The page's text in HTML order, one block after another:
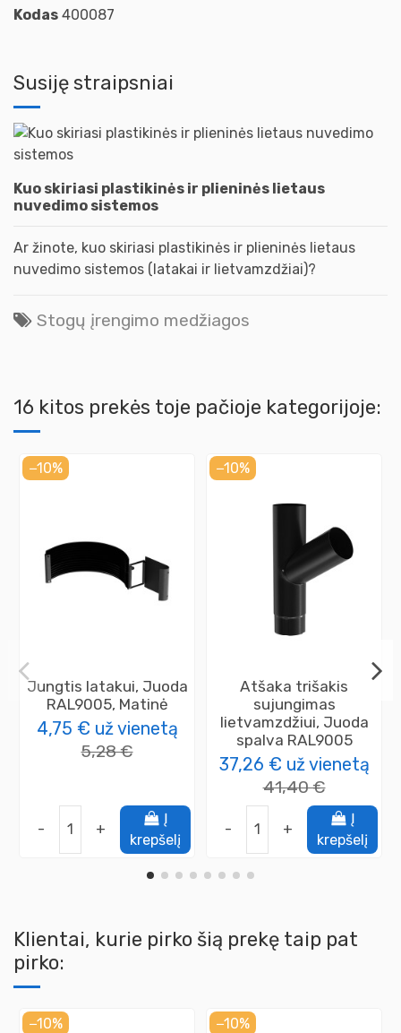
Kodas 400087
Susiję straipsniai
Kuo skiriasi plastikinės ir plieninės lietaus
nuvedimo sistemos
Ar žinote, kuo skiriasi plastikinės ir plieninės lietaus
nuvedimo sistemos (latakai ir lietvamzdžiai)?
Stogų įrengimo medžiagos
16 kitos prekės toje pačioje kategorijoje:
−10%
Jungtis latakui, Juoda
RAL9005, Matinė
4,75 € už vienetą
5,28 €
- +
Į
krepšelį
−10%
Atšaka trišakis
sujungimas
lietvamzdžiui, Juoda
spalva RAL9005
37,26 € už vienetą
41,40 €
- +
Į
krepšelį
Klientai, kurie pirko šią prekę taip pat
pirko:
−10% −10%